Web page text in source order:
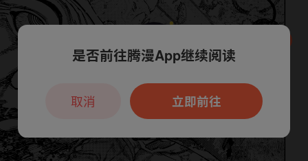
本章节仅支持App阅读，可打开App新用
户7天免费看
是否前往腾漫App继续阅读
立即前往
取消